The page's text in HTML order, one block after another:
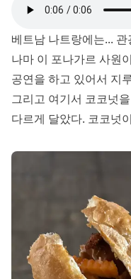
베트남 나트랑에는...
나마 이 포나가르 사원
공연을 하고 있어서 지
그리고 여기서 코코넛
다르게 달았다. 코코넛